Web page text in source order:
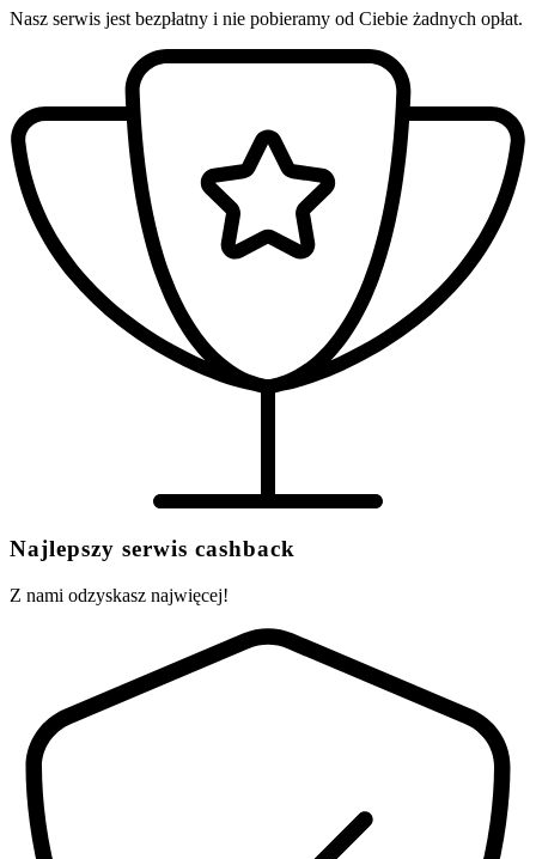
Nasz serwis jest bezpłatny i nie pobieramy od Ciebie żadnych opłat.
Najlepszy serwis cashback
Z nami odzyskasz najwięcej!